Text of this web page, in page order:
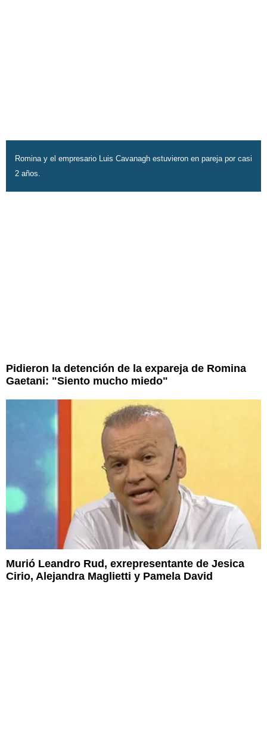
Romina y el empresario Luis Cavanagh estuvieron en pareja por casi
2 años.
Pidieron la detención de la expareja de Romina
Gaetani: "Siento mucho miedo"
Murió Leandro Rud, exrepresentante de Jesica
Cirio, Alejandra Maglietti y Pamela David